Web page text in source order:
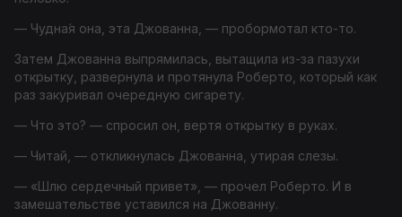
— Чудна́я она, эта Джованна, — пробормотал кто-то.
Затем Джованна выпрямилась, вытащила из-за пазухи
открытку, развернула и протянула Роберто, который как
раз закуривал очередную сигарету.
— Что это? — спросил он, вертя открытку в руках.
— Читай, — откликнулась Джованна, утирая слезы.
— «Шлю сердечный привет», — прочел Роберто. И в
замешательстве уставился на Джованну.